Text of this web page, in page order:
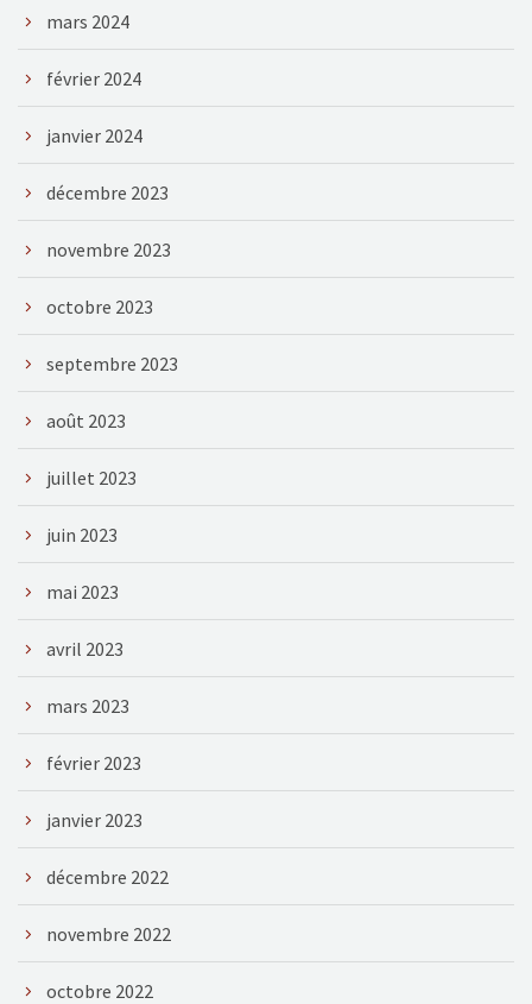
mars 2024
février 2024
janvier 2024
décembre 2023
novembre 2023
octobre 2023
septembre 2023
août 2023
juillet 2023
juin 2023
mai 2023
avril 2023
mars 2023
février 2023
janvier 2023
décembre 2022
novembre 2022
octobre 2022